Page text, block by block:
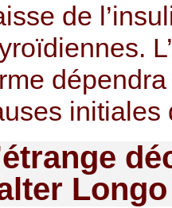
de
initiales
Longo